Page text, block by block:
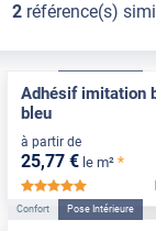
2référence(s)
Adhésif imitation
bleu
à partir de
25,77 € le m² *
*****
Confort Pose Intérieure